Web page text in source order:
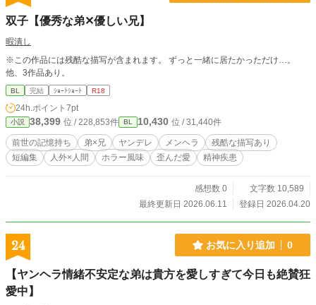
双子【優秀な弟✕優しい兄】
暇潰し
※この作品には残酷な描写が含まれます。 ずっと一緒に居たかっただけ…。
他、3作品あり。
BL 完結 ｼｮｰﾄｼｮｰﾄ R18
24h.ポイント 7pt
小説 38,399 位 / 228,853件 BL 10,430 位 / 31,440件
前世の記憶持ち 弟×兄 ヤンデレ メンヘラ
残酷な描写あり
短編集
人外×人間 ホラー風味 歪んだ愛 精神疾患
感想数 0
文字数 10,589
最終更新日 2026.06.11
登録日 2026.04.20
24 お気に入り追加 0
【ヤンヘラ情緒不安定な弟は貴方を愛しすぎて今日も絶賛狂
愛中】